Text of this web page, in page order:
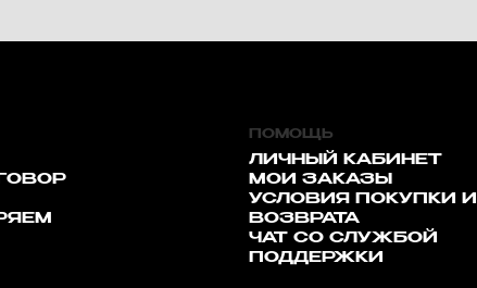
ПОМОЩЬ
ЛИЧНЫЙ КАБИНЕТ
МОИ ЗАКАЗЫ
УСЛОВИЯ ПОКУПКИ И
ВОЗВРАТА
ЧАТ СО СЛУЖБОЙ
ПОДДЕРЖКИ